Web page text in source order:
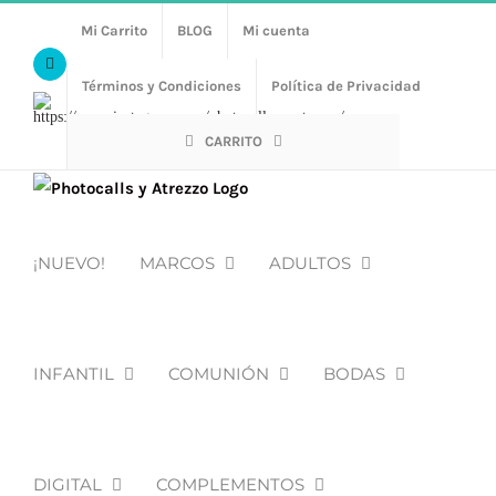
contenidoFacebook
Https://www.instagram.com/photocalls_y_atrezzo/
Mi Carrito BLOG Mi cuenta
Términos y Condiciones Política de Privacidad
CARRITO
¡NUEVO! MARCOS ADULTOS
INFANTIL COMUNIÓN BODAS
DIGITAL COMPLEMENTOS